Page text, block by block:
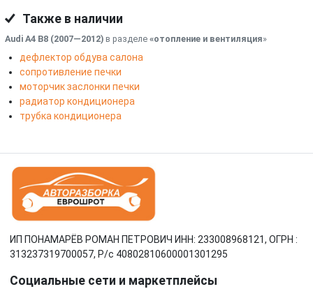
Также в наличии
Audi A4 B8 (2007—2012) в разделе «отопление и вентиляция»
дефлектор обдува салона
сопротивление печки
моторчик заслонки печки
радиатор кондиционера
трубка кондиционера
ИП ПОНАМАРЁВ РОМАН ПЕТРОВИЧ ИНН: 233008968121, ОГРН :
313237319700057, Р/c 40802810600001301295
Социальные сети и маркетплейсы